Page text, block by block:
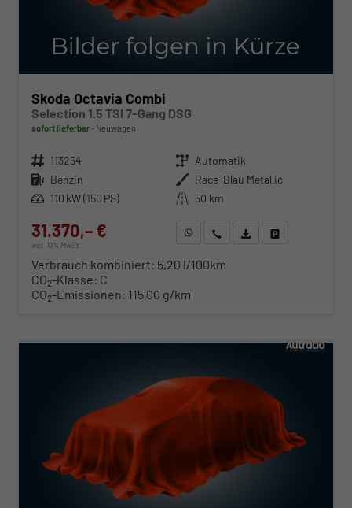
Skoda Octavia Combi
Selection 1.5 TSI 7-Gang DSG
sofort lieferbar Neuwagen
Fahrzeugnr. 113254 Getriebe Automatik
Kraftstoff Benzin Außenfarbe Race-Blau Metallic
Leistung 110 kW (150 PS) Kilometerstand 50 km
31.370,– €
incl. 19% MwSt.
WhatsApp anfragen
Wir rufen Sie anFahrzeugexposé (PDF)
Verbrauch kombiniert: 5,20 l/100km
CO2-Klasse: C
CO2-Emissionen: 115,00 g/km